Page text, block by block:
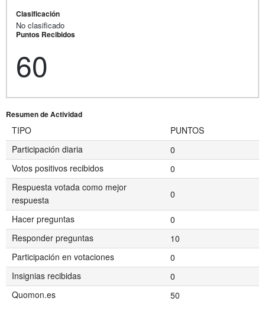
Clasificación
No clasificado
Puntos Recibidos
60
Resumen de Actividad
TIPO
PUNTOS
Participación diaria
0
Votos positivos recibidos
0
Respuesta votada como mejor
respuesta
0
Hacer preguntas
0
Responder preguntas
10
Participación en votaciones
0
Insignias recibidas
0
Quomon.es
50